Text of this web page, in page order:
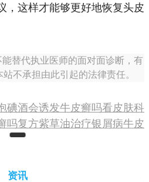
，这样才能够更好地恢复头皮
替代执业医师的面对面诊断，有
不承担由此引起的法律责任。
碘酒会诱发牛皮癣吗看皮肤科
吗复方紫草油治疗银屑病牛皮
资讯